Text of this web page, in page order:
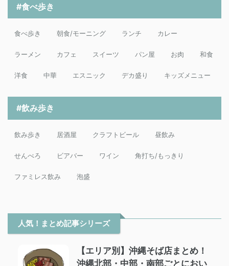
#食べ歩き
食べ歩き 朝食/モーニング ランチ カレー
ラーメン カフェ スイーツ パン屋 お肉 和食
洋食 中華 エスニック デカ盛り キッズメニュー
#飲み歩き
飲み歩き 居酒屋 クラフトビール 昼飲み
せんべろ ビアバー ワイン 角打ち/もっきり
ファミレス飲み 泡盛
人気！まとめ記事シリーズ
【エリア別】沖縄そば店まとめ！
沖縄北部・中部・南部ごとにおい